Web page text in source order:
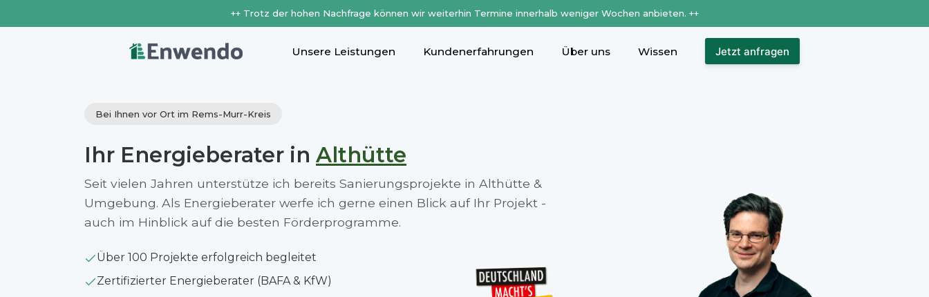
++ Trotz der hohen Nachfrage können wir weiterhin Termine innerhalb weniger Wochen anbieten. ++
Unsere Leistungen Kundenerfahrungen Über uns Wissen Jetzt anfragen
Bei Ihnen vor Ort im Rems-Murr-Kreis
Ihr Energieberater in Althütte
Seit vielen Jahren unterstütze ich bereits Sanierungsprojekte in Althütte &
Umgebung. Als Energieberater werfe ich gerne einen Blick auf Ihr Projekt -
auch im Hinblick auf die besten Förderprogramme.
Über 100 Projekte erfolgreich begleitet
Zertifizierter Energieberater (BAFA & KfW)